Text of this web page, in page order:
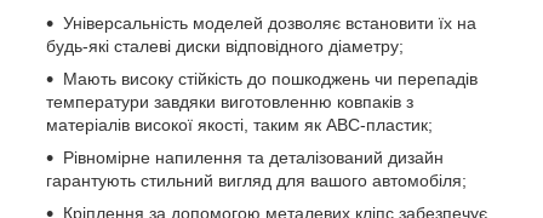
Універсальність моделей дозволяє встановити їх на
будь-які сталеві диски відповідного діаметру;
Мають високу стійкість до пошкоджень чи перепадів
температури завдяки виготовленню ковпаків з
матеріалів високої якості, таким як АВС-пластик;
Рівномірне напилення та деталізований дизайн
гарантують стильний вигляд для вашого автомобіля;
Кріплення за допомогою металевих кліпс забезпечує